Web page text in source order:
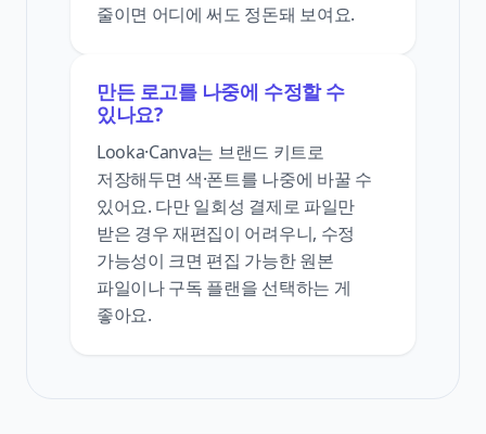
줄이면 어디에 써도 정돈돼 보여요.
만든 로고를 나중에 수정할 수
있나요?
Looka·Canva는 브랜드 키트로
저장해두면 색·폰트를 나중에 바꿀 수
있어요. 다만 일회성 결제로 파일만
받은 경우 재편집이 어려우니, 수정
가능성이 크면 편집 가능한 원본
파일이나 구독 플랜을 선택하는 게
좋아요.